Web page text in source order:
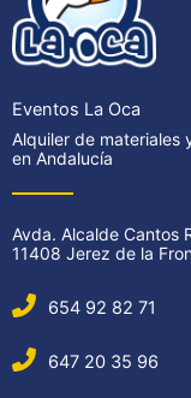
Eventos La Oca
Alquiler de materiales
en Andalucía
Avda. Alcalde Cantos
11408 Jerez de la
654 92 82 71
647 20 35 96